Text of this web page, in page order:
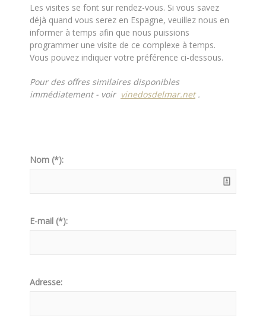
Les visites se font sur rendez-vous. Si vous savez
déjà quand vous serez en Espagne, veuillez nous en
informer à temps afin que nous puissions
programmer une visite de ce complexe à temps.
Vous pouvez indiquer votre préférence ci-dessous.
Pour des offres similaires disponibles
immédiatement - voir vinedosdelmar.net.
Nom (*):
E-mail (*):
Adresse: